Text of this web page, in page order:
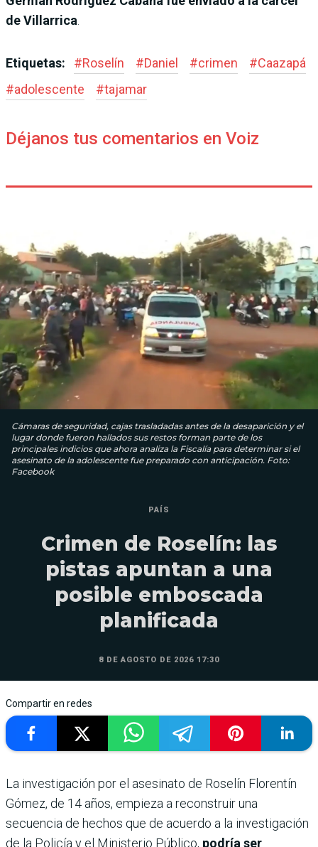
de Villarrica.
Etiquetas: #Roselín #Daniel #crimen #Caazapá
#adolescente #tajamar
Déjanos tus comentarios en Voiz
Cámaras de seguridad, cajas trasladadas antes de la desaparición y el
lugar donde fueron hallados sus restos forman parte de los
principales indicios que ahora analiza la Fiscalía para determinar si el
asesinato de la adolescente fue preparado con anticipación. Foto:
Facebook
PAÍS
Crimen de Roselín: las
pistas apuntan a una
posible emboscada
planificada
8 DE AGOSTO DE 2026 17:30
Compartir en redes
La investigación por el asesinato de Roselín Florentín
Gómez, de 14 años, empieza a reconstruir una
secuencia de hechos que de acuerdo a la investigación
de la Policía y el Ministerio Público, podría ser